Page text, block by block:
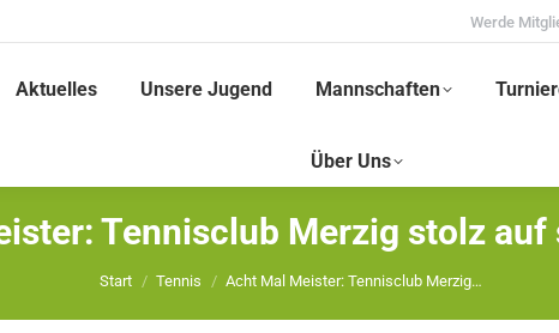
Werde
Aktuelles Unsere Jugend Mannschaften
Über Uns
Tennisclub Merzig stolz auf
Sie befinden sich hier:
Start Tennis Acht Mal Meister: Tennisclub Merzig…